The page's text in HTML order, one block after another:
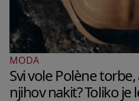
MODA
Svi vole Polène torbe,
njihov nakit? Toliko je